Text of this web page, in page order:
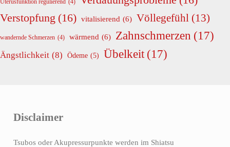
Verstopfung (16) vitalisierend (6) Völlegefühl (13)
wandernde Schmerzen (4) wärmend (6) Zahnschmerzen (17)
Ängstlichkeit (8) Ödeme (5) Übelkeit (17)
Disclaimer
Tsubos oder Akupressurpunkte werden im Shiatsu